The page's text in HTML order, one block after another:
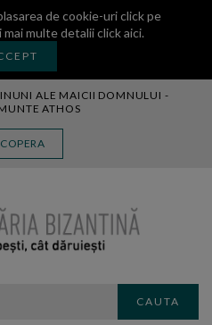
de cookie-uri click pe
mai multe detaliiclick aici.
ALE MAICII DOMNULUI -
ATHOS
CAUTA